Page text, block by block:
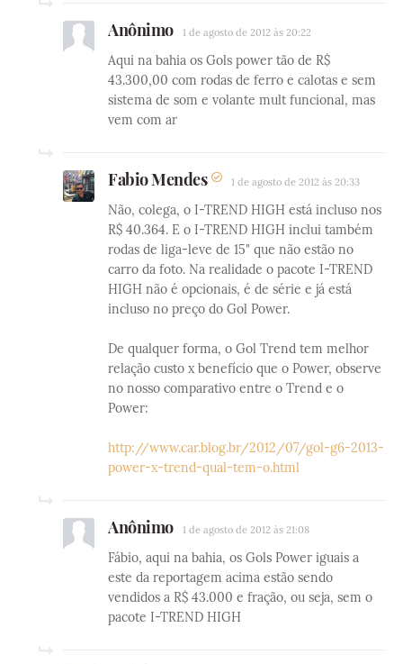
Anônimo 1 de agosto de 2012 às 20:22
Aqui na bahia os Gols power tão de R$
43.300,00 com rodas de ferro e calotas e sem
sistema de som e volante mult funcional, mas
vem com ar
Fabio Mendes 1 de agosto de 2012 às 20:33
Não, colega, o I-TREND HIGH está incluso nos
R$ 40.364. E o I-TREND HIGH inclui também
rodas de liga-leve de 15" que não estão no
carro da foto. Na realidade o pacote I-TREND
HIGH não é opcionais, é de série e já está
incluso no preço do Gol Power.
De qualquer forma, o Gol Trend tem melhor
relação custo x benefício que o Power, observe
no nosso comparativo entre o Trend e o
Power:
http://www.car.blog.br/2012/07/gol-g6-2013-
power-x-trend-qual-tem-o.html
Anônimo 1 de agosto de 2012 às 21:08
Fábio, aqui na bahia, os Gols Power iguais a
este da reportagem acima estão sendo
vendidos a R$ 43.000 e fração, ou seja, sem o
pacote I-TREND HIGH